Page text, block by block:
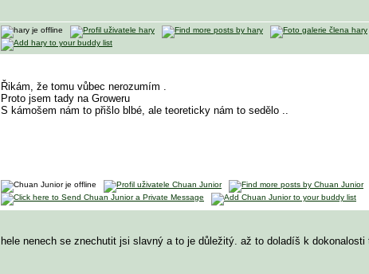
Řikám, že tomu vůbec nerozumím .
Proto jsem tady na Groweru
S kámošem nám to přišlo blbé, ale teoreticky nám to sedělo ..
hele nenech se znechutit jsi slavný a to je důležitý. až to doladíš k